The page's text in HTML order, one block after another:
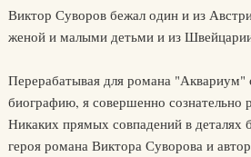
Виктор Суворов бежал один и из
женой и малыми детьми и из
Перерабатывая для романа "Аквариум"
биографию, я совершенно сознательно
Никаких прямых совпадений в деталях
героя романа Виктора Суворова и